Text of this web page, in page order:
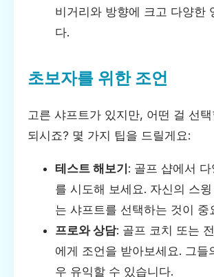
비거리와 방향에 크고 다양한
다.
초보자를 위한 조언
고른 샤프트가 있지만, 어떤 걸 선
되시죠? 몇 가지 팁을 드릴게요:
테스트 해보기 : 골프 샵에서
를 시도해 보세요. 자신의 스
는 샤프트를 선택하는 것이 중
프로와 상담: 골프 코치 또는
에게 조언을 받아보세요. 그들
우 유익할 수 있습니다.